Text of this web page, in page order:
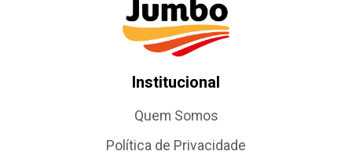
Institucional
Quem Somos
Política de Privacidade